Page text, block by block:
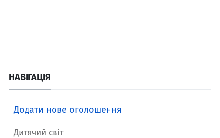
НАВІГАЦІЯ
Додати нове оголошення
Дитячий світ